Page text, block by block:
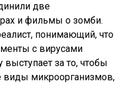
две
и фильмы о зомби.
понимающий, что
с вирусами
выступает за то, чтобы
виды микроорганизмов,